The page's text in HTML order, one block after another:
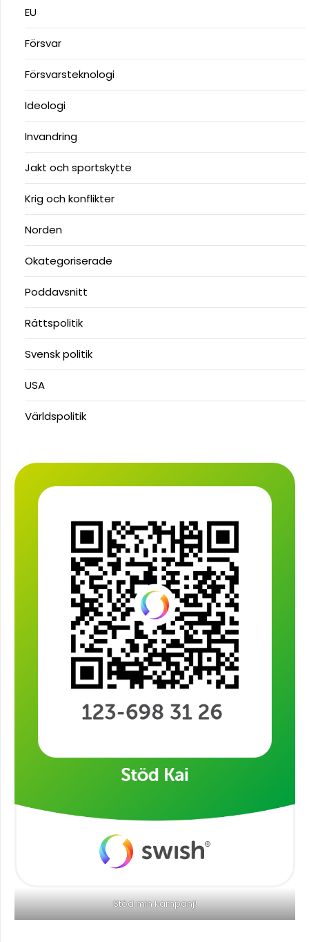
EU
Försvar
Försvarsteknologi
Ideologi
Invandring
Jakt och sportskytte
Krig och konflikter
Norden
Okategoriserade
Poddavsnitt
Rättspolitik
Svensk politik
USA
Världspolitik
Stöd min kampanj!